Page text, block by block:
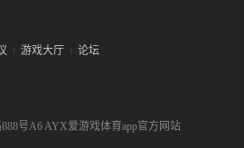
游戏大厅 论坛
号A6 AYX爱游戏体育app官方网站